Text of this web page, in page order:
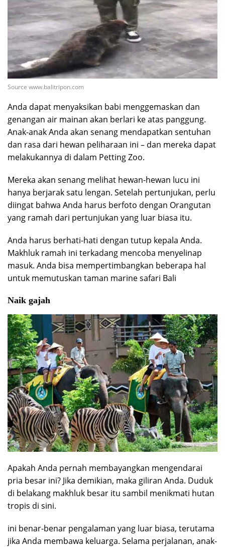
Source www.balitripon.com
Anda dapat menyaksikan babi menggemaskan dan
genangan air mainan akan berlari ke atas panggung.
Anak-anak Anda akan senang mendapatkan sentuhan
dan rasa dari hewan peliharaan ini – dan mereka dapat
melakukannya di dalam Petting Zoo.
Mereka akan senang melihat hewan-hewan lucu ini
hanya berjarak satu lengan. Setelah pertunjukan, perlu
diingat bahwa Anda harus berfoto dengan Orangutan
yang ramah dari pertunjukan yang luar biasa itu.
Anda harus berhati-hati dengan tutup kepala Anda.
Makhluk ramah ini terkadang mencoba menyelinap
masuk. Anda bisa mempertimbangkan beberapa hal
untuk memutuskan taman marine safari Bali
Naik gajah
Apakah Anda pernah membayangkan mengendarai
pria besar ini? Jika demikian, maka giliran Anda. Duduk
di belakang makhluk besar itu sambil menikmati hutan
tropis di sini.
ini benar-benar pengalaman yang luar biasa, terutama
jika Anda membawa keluarga. Selama perjalanan, anak-